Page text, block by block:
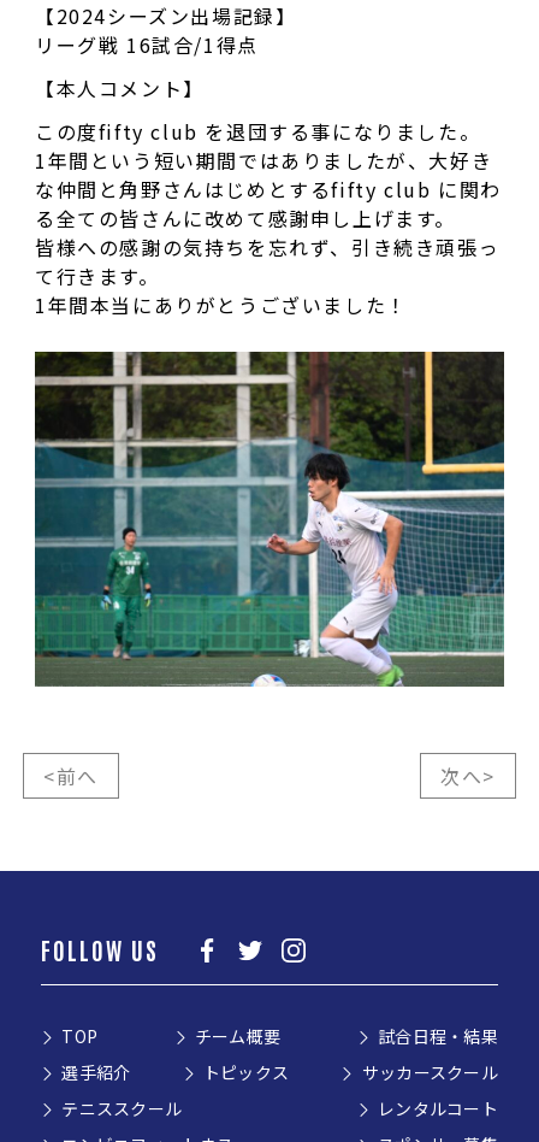
【2024シーズン出場記録】
リーグ戦 16試合/1得点
【本人コメント】
この度fifty club を退団する事になりました。
1年間という短い期間ではありましたが、大好き
な仲間と角野さんはじめとするfifty club に関わ
る全ての皆さんに改めて感謝申し上げます。
皆様への感謝の気持ちを忘れず、引き続き頑張っ
て行きます。
1年間本当にありがとうございました！
<前へ 次へ>
FOLLOW US
TOP チーム概要
試合日程・結果
選手紹介
トピックス
サッカースクール
テニススクール
レンタルコート